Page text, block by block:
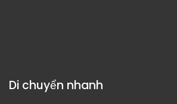
Di chuyển nhanh